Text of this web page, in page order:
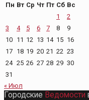
Пн Вт Ср Чт Пт Сб Вс
1
2
3
4 5 6 7 8
9
10 11 12 13 14 15 16
17 18 19 20 21 22 23
24 25 26 27 28 29 30
31
« Июл
Городские Ведомости